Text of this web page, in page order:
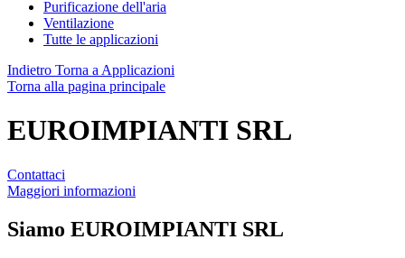
Purificazione dell'aria
Ventilazione
Tutte le applicazioni
Indietro Torna a Applicazioni
Torna alla pagina principale
EUROIMPIANTI SRL
Contattaci
Maggiori informazioni
Siamo EUROIMPIANTI SRL